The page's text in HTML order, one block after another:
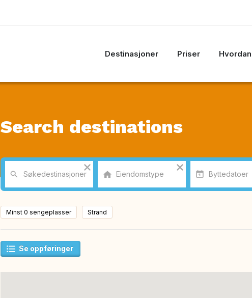
Destinasjoner Priser
Search destinations
Minst 0 sengeplasser Strand
Se oppføringer